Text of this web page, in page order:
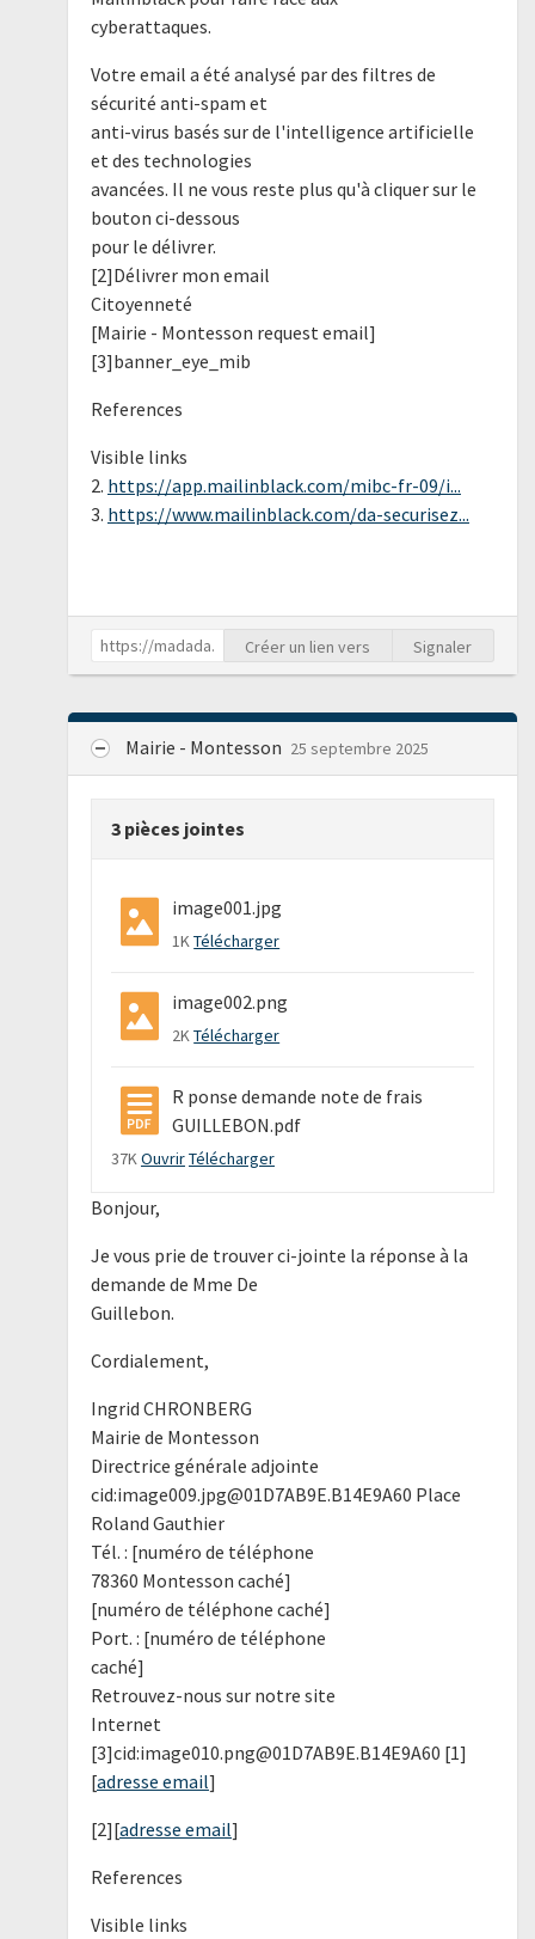
cyberattaques.
Votre email a été analysé par des filtres de
sécurité anti-spam et
anti-virus basés sur de l'intelligence artificielle
et des technologies
avancées. Il ne vous reste plus qu'à cliquer sur le
bouton ci-dessous
pour le délivrer.
[2]Délivrer mon email
Citoyenneté
[Mairie - Montesson request email]
[3]banner_eye_mib
References
Visible links
2. https://app.mailinblack.com/mibc-fr-09/i...
3. https://www.mailinblack.com/da-securisez...
Créer un lien vers Signaler
Mairie - Montesson 25 septembre 2025
3 pièces jointes
image001.jpg
1KTélécharger
image002.png
2KTélécharger
R ponse demande note de frais
GUILLEBON.pdf
37KOuvrirTélécharger
Bonjour,
Je vous prie de trouver ci-jointe la réponse à la
demande de Mme De
Guillebon.
Cordialement,
Ingrid CHRONBERG
Mairie de Montesson
Directrice générale adjointe
cid:image009.jpg@01D7AB9E.B14E9A60 Place
Roland Gauthier
Tél. : [numéro de téléphone
78360 Montesson caché]
[numéro de téléphone caché]
Port. : [numéro de téléphone
caché]
Retrouvez-nous sur notre site
Internet
[3]cid:image010.png@01D7AB9E.B14E9A60 [1]
[adresse email]
[2][adresse email]
References
Visible links